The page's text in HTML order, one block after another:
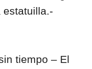
estatuilla.-
tiempo – El